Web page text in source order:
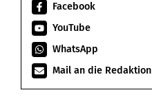
Facebook
YouTube
WhatsApp
Mail an die Redaktion